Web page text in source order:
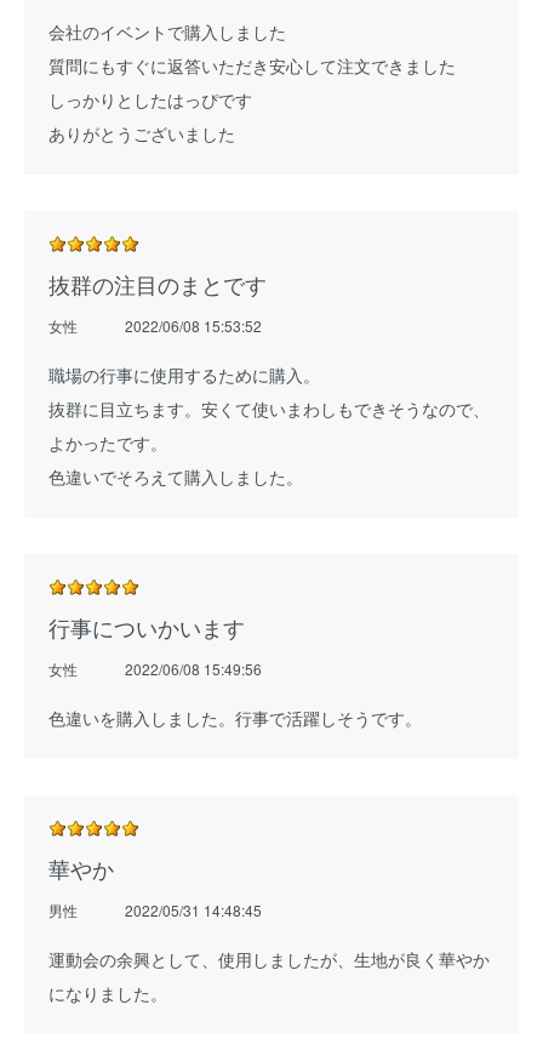
会社のイベントで購入しました
質問にもすぐに返答いただき安心して注文できました
しっかりとしたはっぴです
ありがとうございました
抜群の注目のまとです
女性 2022/06/08 15:53:52
職場の行事に使用するために購入。
抜群に目立ちます。安くて使いまわしもできそうなので、
よかったです。
色違いでそろえて購入しました。
行事についかいます
女性 2022/06/08 15:49:56
色違いを購入しました。行事で活躍しそうです。
華やか
男性 2022/05/31 14:48:45
運動会の余興として、使用しましたが、生地が良く華やか
になりました。